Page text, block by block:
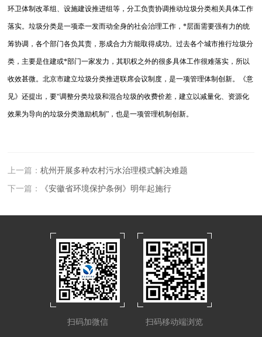
环卫体制改革组、设施建设推进组等，分工负责协调推动垃圾分类相关具体工作
落实。垃圾分类是一项牵一发而动全身的社会治理工作，*层面需要强有力的统
筹协调，各个部门各负其责，形成合力方能取得成功。过去各个城市推行垃圾分
类，主要是住建或*部门一家发力，其职权之外的很多具体工作很难落实，所以
收效甚微。北京市建立垃圾分类推进联席会议制度，是一项管理体制创新。《意
见》还提出，要“调整分类垃圾和混合垃圾的收费价差，建立以减量化、资源化
效果为导向的垃圾分类激励机制”，也是一项管理机制创新。
上一篇：杭州开展多种农村污水治理模式解决难题
下一篇：
《安徽省环境保护条例》明年起施行
扫码加微信 扫码移动端浏览